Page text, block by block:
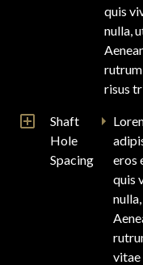
quis
nulla,
risus
Shaft
Hole
Spacing
eros
quis
vitae